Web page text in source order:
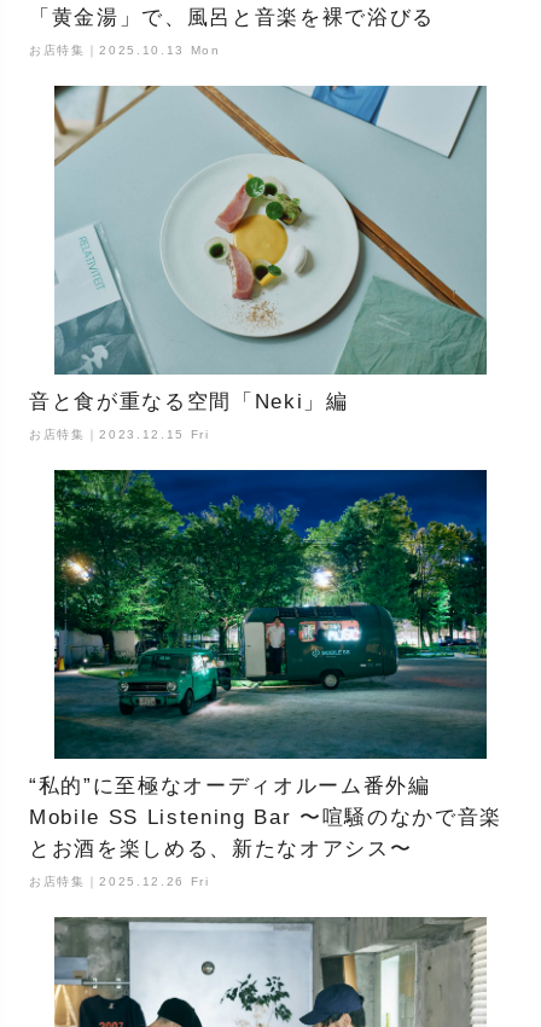
「黄金湯」で、風呂と音楽を裸で浴びる
お店特集｜2025.10.13 Mon
音と食が重なる空間「Neki」編
お店特集｜2023.12.15 Fri
“私的”に至極なオーディオルーム番外編
Mobile SS Listening Bar 〜喧騒のなかで音楽
とお酒を楽しめる、新たなオアシス〜
お店特集｜2025.12.26 Fri